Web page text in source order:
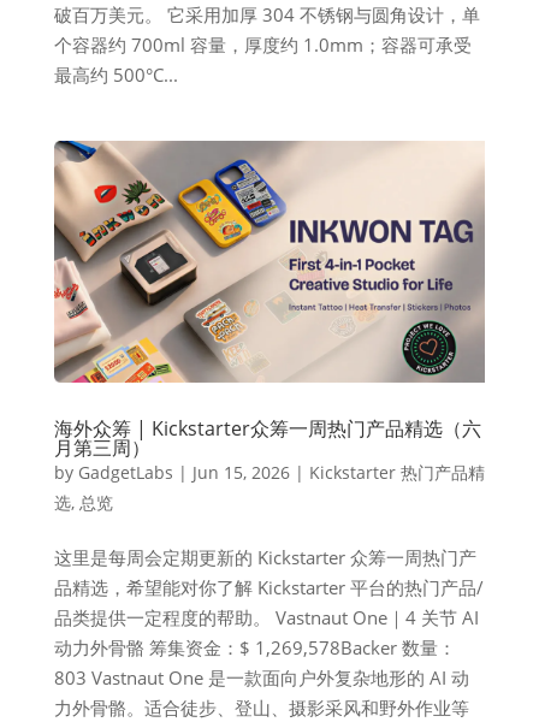
破百万美元。 它采用加厚 304 不锈钢与圆角设计，单
个容器约 700ml 容量，厚度约 1.0mm；容器可承受
最高约 500°C...
海外众筹 | Kickstarter众筹一周热门产品精选（六
月第三周）
by GadgetLabs | Jun 15, 2026| Kickstarter 热门产品精
选, 总览
这里是每周会定期更新的 Kickstarter 众筹一周热门产
品精选，希望能对你了解 Kickstarter 平台的热门产品/
品类提供一定程度的帮助。 Vastnaut One｜4 关节 AI
动力外骨骼 筹集资金：$ 1,269,578Backer 数量：
803 Vastnaut One 是一款面向户外复杂地形的 AI 动
力外骨骼。适合徒步、登山、摄影采风和野外作业等